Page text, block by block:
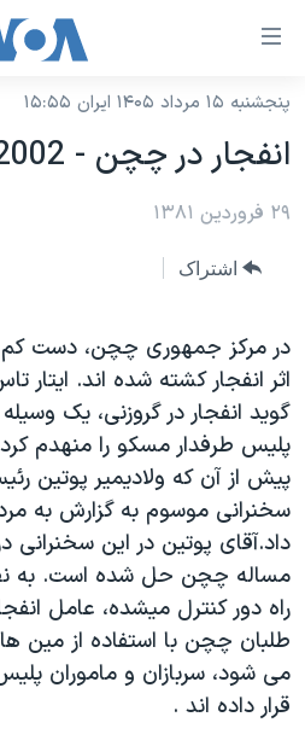
لینکهای
دسترسی
جهش
محتوای
جهش
صفحه
اصلی
جهش
به
جستجو
نسخه سبک وب‌سایت
موضوع ها
ایران
جهان
ورزشی
گزیده‌ها
ویژه برنامه‌ها
ویدیوها
فرهنگ و زندگی
حقوق شهروندی
اقتصادی
علم و فناوری
برنامه های تلویزیونی
صفحه‌های ویژه
جام جهانی ۲۰۲۶
عملیات خشم حماسی
۲۵۰سالگی آمریکا
بایگانی برنامه‌های تلویزیونی
مستندها
انتخابات ریاست جمهوری آمریکا ۲۰۲۴
حمله جمهوری اسلامی به اسرائیل
رمز مهسا
فرکانس‌های صدای آمریکا
پخش رادیویی
یادگیری زبان انگلیسی
دنبال کنید
زبانهای مختلف
پنجشنبه ۱۵ مرداد ۱۴۰۵ ایران ۱۵:۵۵
انفجار در چچن - 2002-04-18
۲۹ فروردین ۱۳۸۱
اشتراک
اثر انفجار کشته شده اند. ايتار
گويد انفجار در گروزنی، يک
پليس طرفدار مسکو را منهدم
پيش از آن که ولاديمير پوتين
سخنرانی موسوم به گزارش به
داد.آقای پوتين در اين سخنرانی
مساله چچن حل شده است. به
راه دور کنترل ميشده، عامل
طلبان چچن با استفاده از مين
می شود، سربازان و ماموران
قرار داده اند .